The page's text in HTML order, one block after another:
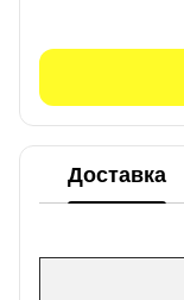
Доставка